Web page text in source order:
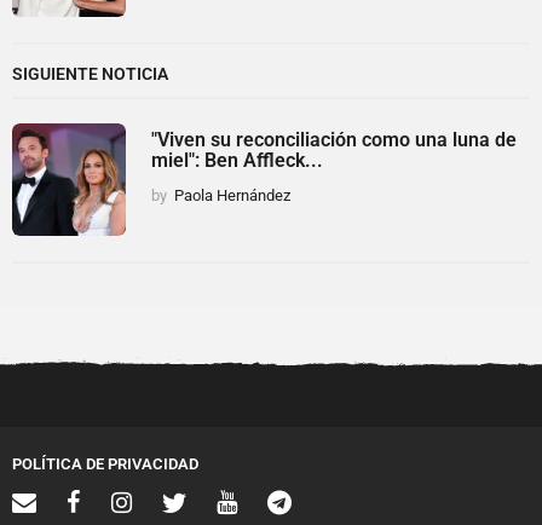
SIGUIENTE NOTICIA
"Viven su reconciliación como una luna de
miel": Ben Affleck...
by Paola Hernández
POLÍTICA DE PRIVACIDAD